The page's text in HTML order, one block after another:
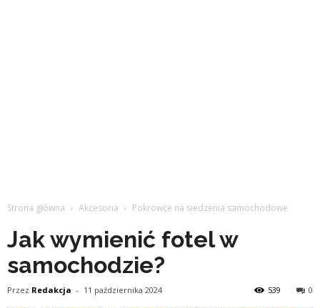
Strona główna Akcesoria Pokrowce na siedzenia samochodowe
Jak wymienić fotel w
samochodzie?
Przez Redakcja - 11 października 2024 0
539